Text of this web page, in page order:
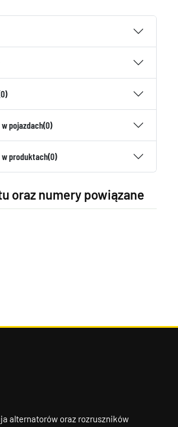
pojazdach(0)
w produktach(0)
oraz numery powiązane
alternatorów oraz rozruszników